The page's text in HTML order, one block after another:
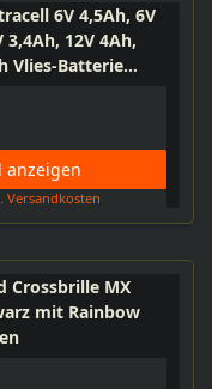
6V 4,5Ah, 6V
3,4Ah, 12V 4Ah,
Vlies-Batterie
anzeigen
Versandkosten
Crossbrille MX
mit Rainbow